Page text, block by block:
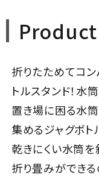
Product
折りたためてコ
トルスタンド！水
置き場に困る水
集めるジャグボト
乾きにくい水筒
折り畳みができ